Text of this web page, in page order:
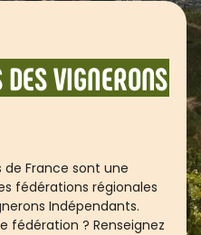
VIGNERONS
de France sont une
fédérations régionales
Indépendants.
fédération ? Renseignez